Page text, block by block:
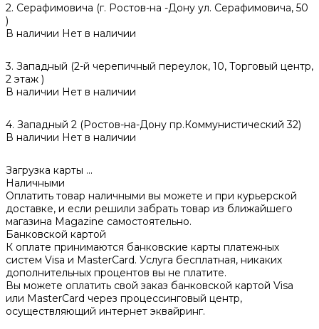
2. Серафимовича (г. Ростов-на -Дону ул. Серафимовича, 50
)
В наличии Нет в наличии
3. Западный (2-й черепичный переулок, 10, Торговый центр,
2 этаж )
В наличии Нет в наличии
4. Западный 2 (Ростов-на-Дону пр.Коммунистический 32)
В наличии Нет в наличии
Загрузка карты ...
Наличными
Оплатить товар наличными вы можете и при курьерской
доставке, и если решили забрать товар из ближайшего
магазина Magazine самоcтоятельно.
Банковской картой
К оплате принимаются банковские карты платежных
систем Visa и MasterCard. Услуга бесплатная, никаких
дополнительных процентов вы не платите.
Вы можете оплатить свой заказ банковской картой Visa
или MasterCard через процессинговый центр,
осуществляющий интернет эквайринг.